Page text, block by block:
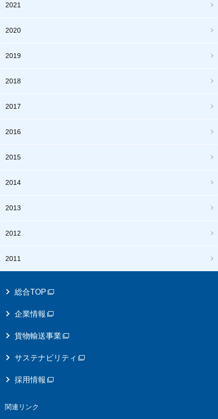
2021
2020
2019
2018
2017
2016
2015
2014
2013
2012
2011
総合TOP
企業情報
貨物輸送事業
サステナビリティ
採用情報
関連リンク